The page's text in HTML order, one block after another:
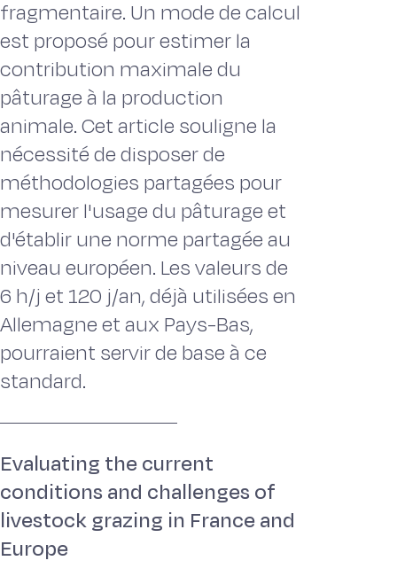
fragmentaire. Un mode de calcul
est proposé pour estimer la
contribution maximale du
pâturage à la production
animale. Cet article souligne la
nécessité de disposer de
méthodologies partagées pour
mesurer l'usage du pâturage et
d'établir une norme partagée au
niveau européen. Les valeurs de
6 h/j et 120 j/an, déjà utilisées en
Allemagne et aux Pays-Bas,
pourraient servir de base à ce
standard.
Evaluating the current
conditions and challenges of
livestock grazing in France and
Europe